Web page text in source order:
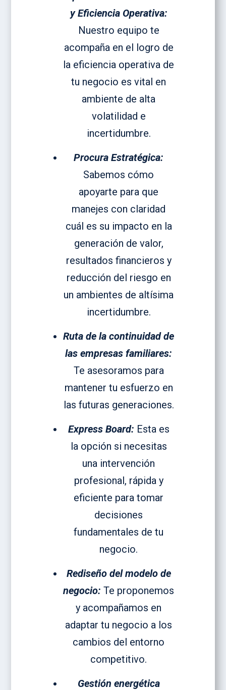
y Eficiencia Operativa:
Nuestro equipo te
acompaña en el logro de
la eficiencia operativa de
tu negocio es vital en
ambiente de alta
volatilidad e
incertidumbre.
Procura Estratégica:
Sabemos cómo
apoyarte para que
manejes con claridad
cuál es su impacto en la
generación de valor,
resultados financieros y
reducción del riesgo en
un ambientes de altísima
incertidumbre.
Ruta de la continuidad de
las empresas familiares:
Te asesoramos para
mantener tu esfuerzo en
las futuras generaciones.
Express Board: Esta es
la opción si necesitas
una intervención
profesional, rápida y
eficiente para tomar
decisiones
fundamentales de tu
negocio.
Rediseño delmodelo de
negocio: Te proponemos
y acompañamos en
adaptar tu negocio a los
cambios del entorno
competitivo.
Gestión energética